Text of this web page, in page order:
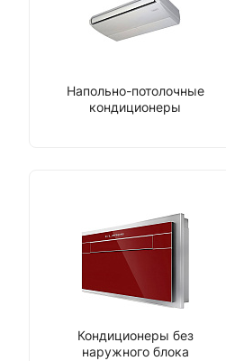
Напольно-потолочные
кондиционеры
Кондиционеры без
наружного блока